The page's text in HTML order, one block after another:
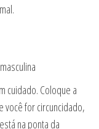
cuidado. Coloque a
você for circuncidado,
na ponta da